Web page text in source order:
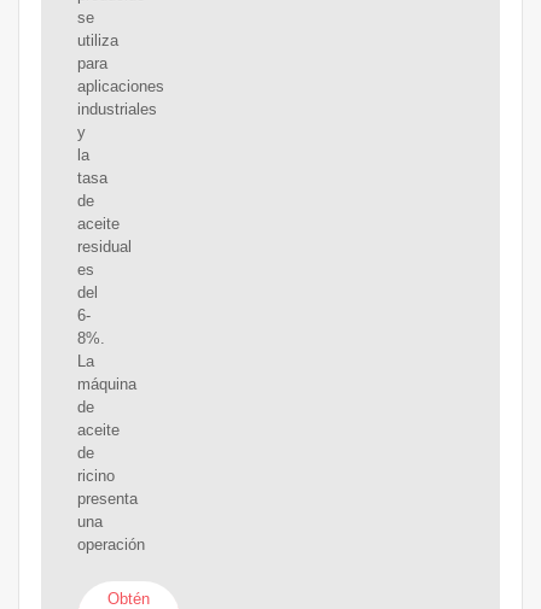
se
utiliza
para
aplicaciones
industriales
y
la
tasa
de
aceite
residual
es
del
6-
8%.
La
máquina
de
aceite
de
ricino
presenta
una
operación
Obtén